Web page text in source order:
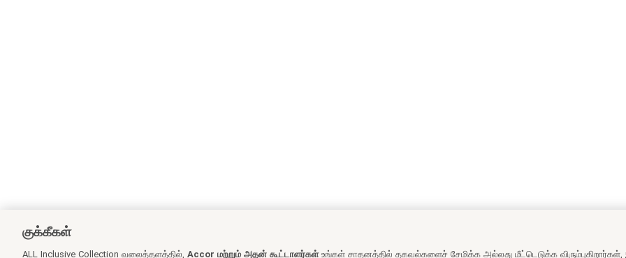
குக்கீகள்
ALL Inclusive Collection வலைத்தளத்தில், Accor மற்றும் அதன் கூட்டாளர்கள்உங்கள் சாதனத்தில் தகவல்களைச் சேமிக்க அல்லது மீட்டெடுக்க